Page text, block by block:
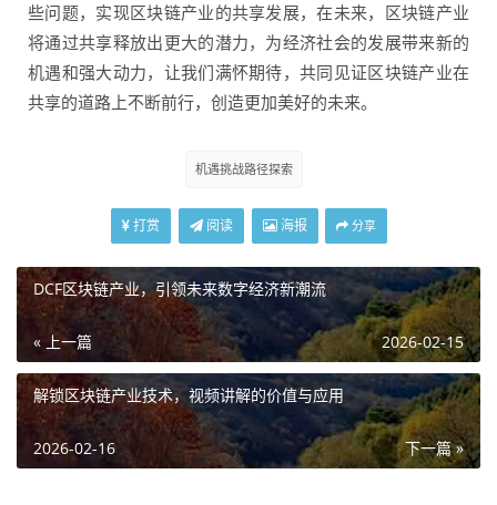
些问题，实现区块链产业的共享发展，在未来，区块链产业
将通过共享释放出更大的潜力，为经济社会的发展带来新的
机遇和强大动力，让我们满怀期待，共同见证区块链产业在
共享的道路上不断前行，创造更加美好的未来。
机遇挑战路径探索
打赏 阅读 海报 分享
DCF区块链产业，引领未来数字经济新潮流
« 上一篇 2026-02-15
解锁区块链产业技术，视频讲解的价值与应用
下一篇 »
2026-02-16